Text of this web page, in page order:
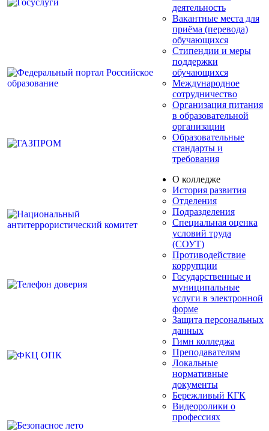
деятельность
Вакантные места для
приёма (перевода)
обучающихся
Стипендии и меры
поддержки
обучающихся
Международное
сотрудничество
Организация питания
в образовательной
организации
Образовательные
стандарты и
требования
О колледже
История развития
Отделения
Подразделения
Специальная оценка
условий труда
(СОУТ)
Противодействие
коррупции
Государственные и
муниципальные
услуги в электронной
форме
Защита персональных
данных
Гимн колледжа
Преподавателям
Локальные
нормативные
документы
Бережливый КГК
Видеоролики о
профессиях